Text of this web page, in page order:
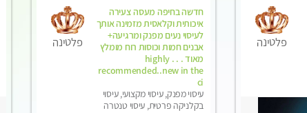
פלטינה
חדשה בחיפה מעסה צעירה
איכותית וקלאסית מזמינה אותך
לעיסוי נעים מפנק ומרגיעה+
אבנים חמות וכוסות רוח מומלץ
מאוד . . . highly
recommended..new in the
ci
עיסוי מפנק, עיסוי מקצועי, עיסוי
בקלניקה פרטית, עיסוי טנטרה
פלטינה